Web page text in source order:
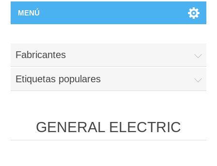
MENÚ
Fabricantes
Etiquetas populares
GENERAL ELECTRIC